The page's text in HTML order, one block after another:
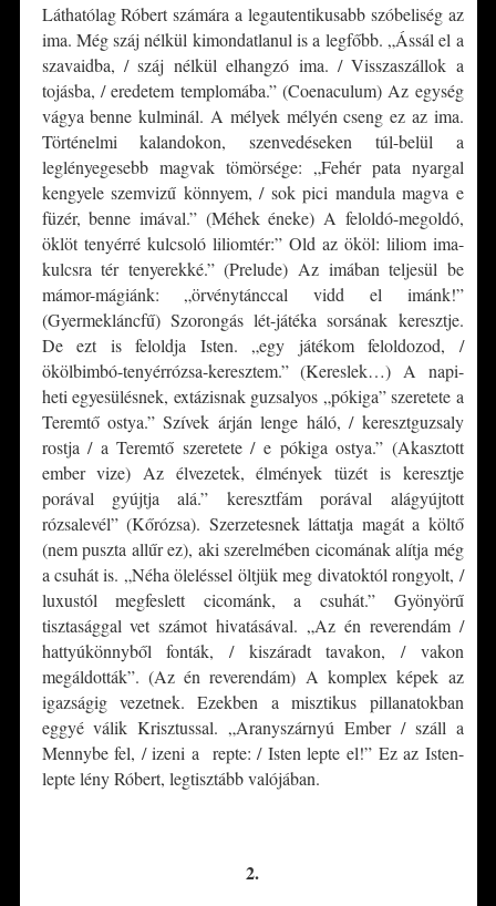
Láthatólag Róbert számára a legautentikusabb szóbeliség az
ima. Még száj nélkül kimondatlanul is a legfőbb. „Ássál el a
szavaidba, / száj nélkül elhangzó ima. / Visszaszállok a
tojásba, / eredetem templomába.” (Coenaculum) Az egység
vágya benne kulminál. A mélyek mélyén cseng ez az ima.
Történelmi kalandokon, szenvedéseken túl-belül a
leglényegesebb magvak tömörsége: „Fehér pata nyargal
kengyele szemvizű könnyem, / sok pici mandula magva e
füzér, benne imával.” (Méhek éneke) A feloldó-megoldó,
öklöt tenyérré kulcsoló liliomtér:” Old az ököl: liliom ima-
kulcsra tér tenyerekké.” (Prelude) Az imában teljesül be
mámor-mágiánk: „örvénytánccal vidd el imánk!”
(Gyermekláncfű) Szorongás lét-játéka sorsának keresztje.
De ezt is feloldja Isten. „egy játékom feloldozod, /
ökölbimbó-tenyérrózsa-keresztem.” (Kereslek…) A napi-
heti egyesülésnek, extázisnak guzsalyos „pókiga” szeretete a
Teremtő ostya.” Szívek árján lenge háló, / keresztguzsaly
rostja / a Teremtő szeretete / e pókiga ostya.” (Akasztott
ember vize) Az élvezetek, élmények tüzét is keresztje
porával gyújtja alá.” keresztfám porával alágyújtott
rózsalevél” (Kőrózsa). Szerzetesnek láttatja magát a költő
(nem puszta allűr ez), aki szerelmében cicomának alítja még
a csuhát is. „Néha öleléssel öltjük meg divatoktól rongyolt, /
luxustól megfeslett cicománk, a csuhát.” Gyönyörű
tisztasággal vet számot hivatásával. „Az én reverendám /
hattyúkönnyből fonták, / kiszáradt tavakon, / vakon
megáldották”. (Az én reverendám) A komplex képek az
igazságig vezetnek. Ezekben a misztikus pillanatokban
eggyé válik Krisztussal. „Aranyszárnyú Ember / száll a
Mennybe fel, / izeni a repte: / Isten lepte el!” Ez az Isten-
lepte lény Róbert, legtisztább valójában.
2.